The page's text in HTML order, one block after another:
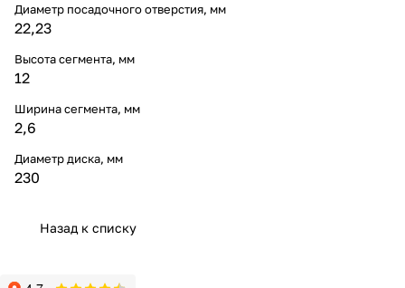
Диаметр посадочного отверстия, мм
22,23
Высота сегмента, мм
12
Ширина сегмента, мм
2,6
Диаметр диска, мм
230
Назад к списку